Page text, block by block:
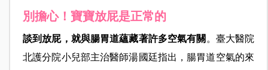
別擔心！寶寶放屁是正常的
談到放屁，就與腸胃道蘊藏著許多空氣有關 。臺大醫院
北護分院小兒部主治醫師湯國廷指出，腸胃道空氣的來